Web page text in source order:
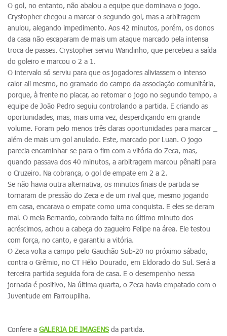
O gol, no entanto, não abalou a equipe que dominava o jogo.
Crystopher chegou a marcar o segundo gol, mas a arbitragem
anulou, alegando impedimento. Aos 42 minutos, porém, os donos
da casa não escaparam de mais um ataque marcado pela intensa
troca de passes. Crystopher serviu Wandinho, que percebeu a saída
do goleiro e marcou o 2 a 1.
O intervalo só serviu para que os jogadores aliviassem o intenso
calor ali mesmo, no gramado do campo da associação comunitária,
porque, à frente no placar, ao retomar o jogo no segundo tempo, a
equipe de João Pedro seguiu controlando a partida. E criando as
oportunidades, mas, mais uma vez, desperdiçando em grande
volume. Foram pelo menos três claras oportunidades para marcar _
além de mais um gol anulado. Este, marcado por Luan. O jogo
parecia encaminhar-se para o fim com a vitória do Zeca, mas,
quando passava dos 40 minutos, a arbitragem marcou pênalti para
o Cruzeiro. Na cobrança, o gol de empate em 2 a 2.
Se não havia outra alternativa, os minutos finais de partida se
tornaram de pressão do Zeca e de um rival que, mesmo jogando
em casa, encarava o empate como uma conquista. E eles se deram
mal. O meia Bernardo, cobrando falta no último minuto dos
acréscimos, achou a cabeça do zagueiro Felipe na área. Ele testou
com força, no canto, e garantiu a vitória.
O Zeca volta a campo pelo Gauchão Sub-20 no próximo sábado,
contra o Grêmio, no CT Hélio Dourado, em Eldorado do Sul. Será a
terceira partida seguida fora de casa. E o desempenho nessa
jornada é positivo, Na última quarta, o Zeca havia empatado com o
Juventude em Farroupilha.
Confere a GALERIA DE IMAGENS da partida.